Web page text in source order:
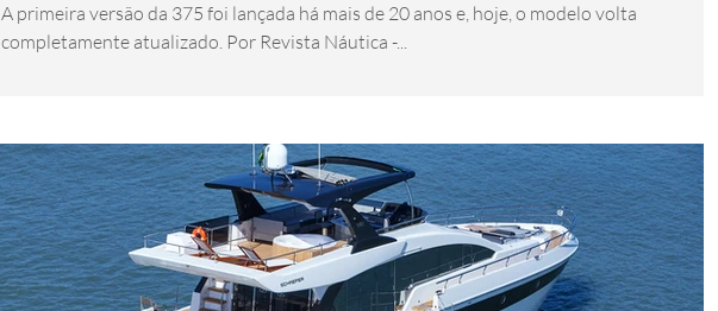
A primeira versão da 375 foi lançada há mais de 20 anos e, hoje, o modelo volta
completamente atualizado. Por Revista Náutica -...